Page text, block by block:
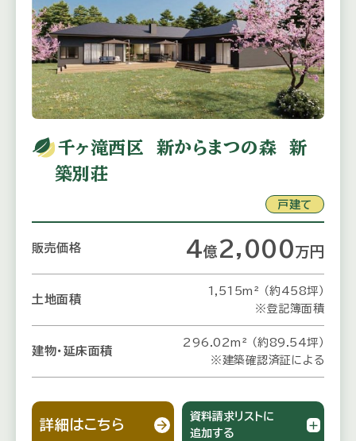
千ヶ滝西区 新からまつの森 新
築別荘
戸建て
販売価格 4億 2,000万 円
土地面積
1,515m² （約458坪）
※登記簿面積
建物・延床面積
296.02m² （約89.54坪）
※建築確認済証による
詳細はこちら
資料請求リストに
追加する